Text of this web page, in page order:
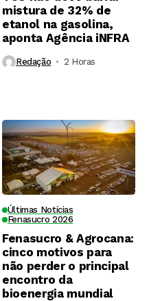
mistura de 32% de
etanol na gasolina,
aponta Agência iNFRA
Redação 2 Horas ⁮
Últimas Notícias
Fenasucro 2026
Fenasucro & Agrocana:
cinco motivos para
não perder o principal
encontro da
bioenergia mundial